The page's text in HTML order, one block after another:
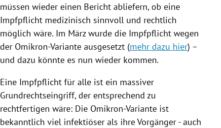
müssen wieder einen Bericht abliefern, ob eine
Impfpflicht medizinisch sinnvoll und rechtlich
möglich wäre. Im März wurde die Impfpflicht wegen
der Omikron-Variante ausgesetzt (mehr dazu hier) –
und dazu könnte es nun wieder kommen.
Eine Impfpflicht für alle ist ein massiver
Grundrechtseingriff, der entsprechend zu
rechtfertigen wäre: Die Omikron-Variante ist
bekanntlich viel infektiöser als ihre Vorgänger - auch